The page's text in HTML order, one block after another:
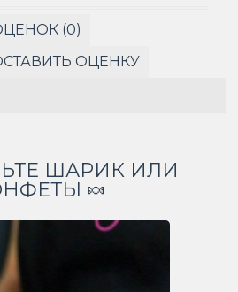
(0)
ОЦЕНКУ
ШАРИК ИЛИ
🍬